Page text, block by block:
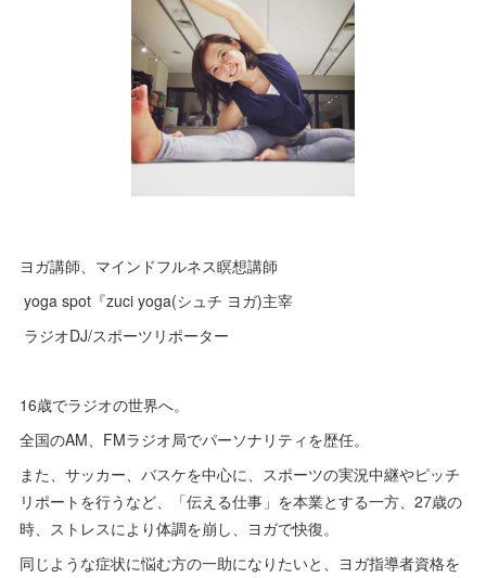
ヨガ講師、マインドフルネス瞑想講師
yoga spot『zuci yoga(シュチ ヨガ)主宰
ラジオDJ/スポーツリポーター
16歳でラジオの世界へ。
全国のAM、FMラジオ局でパーソナリティを歴任。
また、サッカー、バスケを中心に、スポーツの実況中継やピッチ
リポートを行うなど、「伝える仕事」を本業とする一方、27歳の
時、ストレスにより体調を崩し、ヨガで快復。
同じような症状に悩む方の一助になりたいと、ヨガ指導者資格を